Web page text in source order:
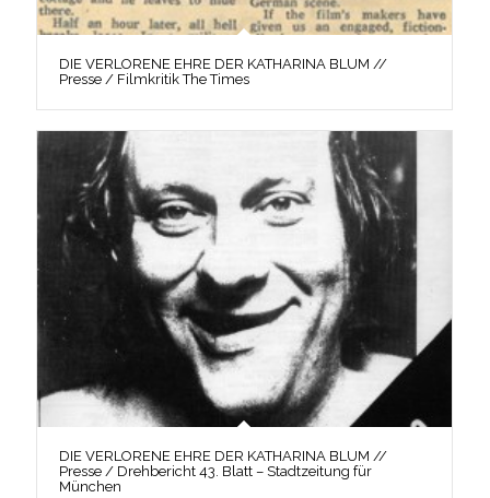
DIE VERLORENE EHRE DER KATHARINA BLUM //
Presse / Filmkritik The Times
DIE VERLORENE EHRE DER KATHARINA BLUM //
Presse / Drehbericht 43. Blatt – Stadtzeitung für
München